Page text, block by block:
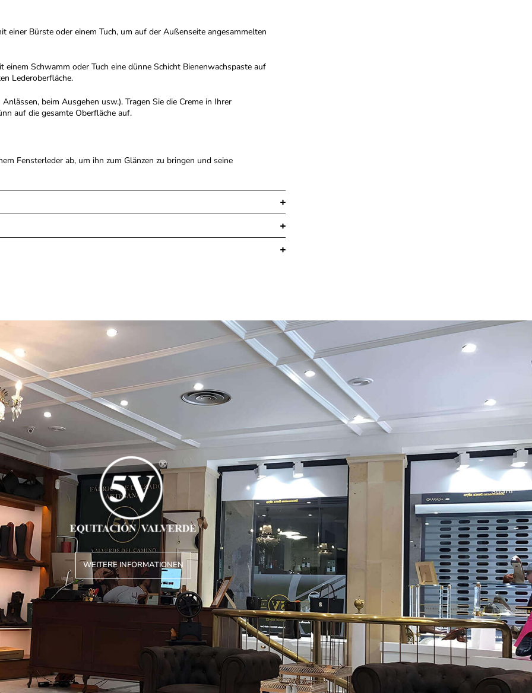
einer Bürste oder einem Tuch, um auf der Außenseite angesammelten
einem Schwamm oder Tuch eine dünne Schicht Bienenwachspaste auf
Lederoberfläche.
beim Ausgehen usw.). Tragen Sie die Creme in Ihrer
auf die gesamte Oberfläche auf.
Fensterleder ab, um ihn zum Glänzen zu bringen und seine
WEITERE INFORMATIONEN